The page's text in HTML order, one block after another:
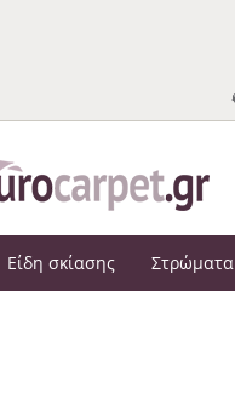
Είδη σκίασης Στρώματα